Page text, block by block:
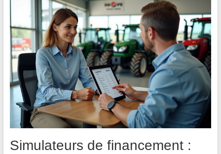
Simulateurs de financement :